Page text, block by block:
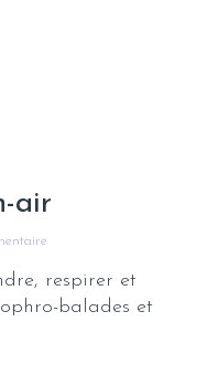
air
respirer et
balades et